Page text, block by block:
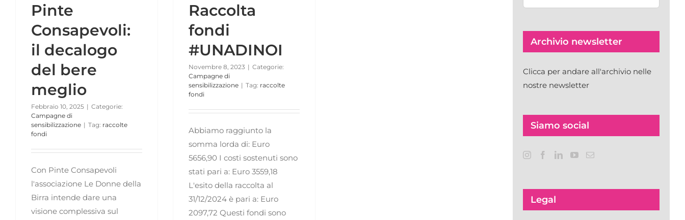
Pinte
Consapevoli:
il decalogo
del bere
meglio
Febbraio 10, 2025 | Categorie:
Campagne di
sensibilizzazione | Tag: raccolte
fondi
Con Pinte Consapevoli
l'associazione Le Donne della
Birra intende dare una
visione complessiva sul
Raccolta
fondi
#UNADINOI
Novembre 8, 2023 | Categorie:
Campagne di
sensibilizzazione | Tag: raccolte
fondi
Abbiamo raggiunto la
somma lorda di: Euro
5656,90 I costi sostenuti sono
stati pari a: Euro 3559,18
L'esito della raccolta al
31/12/2024 è pari a: Euro
2097,72 Questi fondi sono
Archivio newsletter
Clicca per andare all'archivio nelle
nostre newsletter
Siamo social
Legal